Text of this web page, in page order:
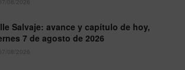
08/2026
Salvaje: avance y capítulo de hoy,
7 de agosto de 2026
08/2026